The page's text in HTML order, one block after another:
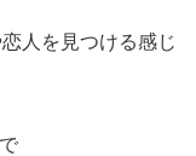
人を見つける感じ